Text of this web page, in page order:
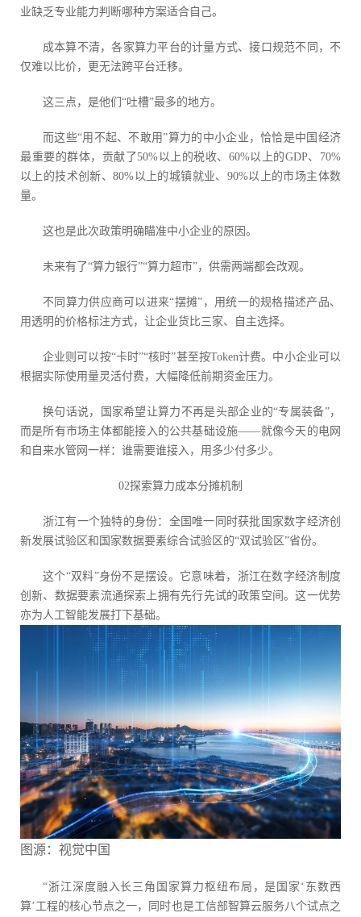
业缺乏专业能力判断哪种方案适合自己。
成本算不清，各家算力平台的计量方式、接口规范不同，不
仅难以比价，更无法跨平台迁移。
这三点，是他们“吐槽”最多的地方。
而这些“用不起、不敢用”算力的中小企业，恰恰是中国经济
最重要的群体，贡献了50%以上的税收、60%以上的GDP、70%
以上的技术创新、80%以上的城镇就业、90%以上的市场主体数
量。
这也是此次政策明确瞄准中小企业的原因。
未来有了“算力银行”“算力超市”，供需两端都会改观。
不同算力供应商可以进来“摆摊”，用统一的规格描述产品、
用透明的价格标注方式，让企业货比三家、自主选择。
企业则可以按“卡时”“核时”甚至按Token计费。中小企业可以
根据实际使用量灵活付费，大幅降低前期资金压力。
换句话说，国家希望让算力不再是头部企业的“专属装备”，
而是所有市场主体都能接入的公共基础设施——就像今天的电网
和自来水管网一样：谁需要谁接入，用多少付多少。
02探索算力成本分摊机制
浙江有一个独特的身份：全国唯一同时获批国家数字经济创
新发展试验区和国家数据要素综合试验区的“双试验区”省份。
这个“双料”身份不是摆设。它意味着，浙江在数字经济制度
创新、数据要素流通探索上拥有先行先试的政策空间。这一优势
亦为人工智能发展打下基础。
图源：视觉中国
“浙江深度融入长三角国家算力枢纽布局，是国家‘东数西
算’工程的核心节点之一，同时也是工信部智算云服务八个试点之